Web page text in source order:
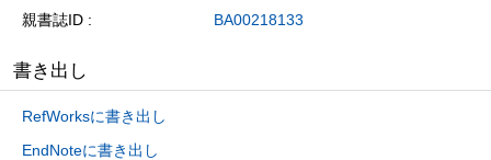
親書誌ID BA00218133
書き出し
RefWorksに書き出し
EndNoteに書き出し